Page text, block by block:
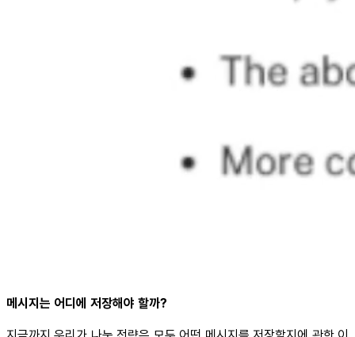
메시지는 어디에 저장해야 할까?